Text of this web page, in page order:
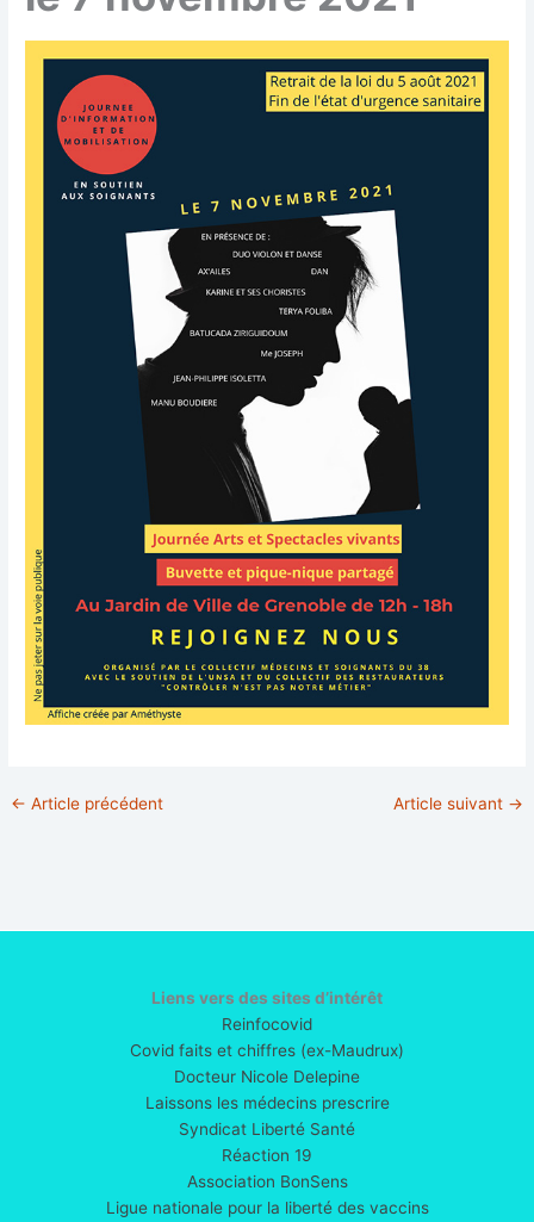
← Article précédent Article suivant →
Liens vers des sites d’intérêt
Reinfocovid
Covid faits et chiffres (ex-Maudrux)
Docteur Nicole Delepine
Laissons les médecins prescrire
Syndicat Liberté Santé
Réaction 19
Association BonSens
Ligue nationale pour la liberté des vaccins